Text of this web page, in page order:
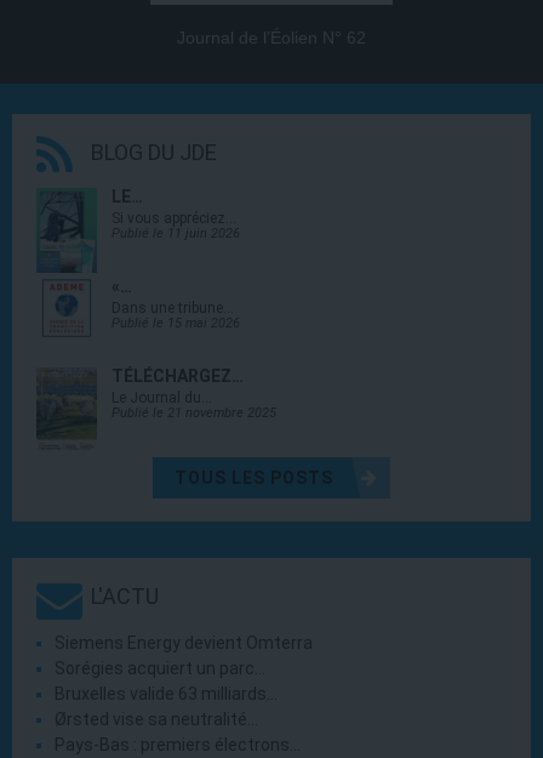
Journal de l’Éolien N° 62
BLOG DU JDE
LE…
Si vous appréciez…
Publié le 11 juin 2026
«…
Dans une tribune…
Publié le 15 mai 2026
TÉLÉCHARGEZ…
Le Journal du…
Publié le 21 novembre 2025
TOUS LES POSTS
L'ACTU
Siemens Energy devient Omterra
Sorégies acquiert un parc…
Bruxelles valide 63 milliards…
Ørsted vise sa neutralité…
Pays-Bas : premiers électrons…